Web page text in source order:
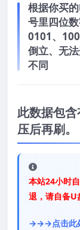
根据你买
号里四位
0101、
倒立、无
不同
此数据包
压后再刷。
本站24小时
退，请自备U
→→→点击此